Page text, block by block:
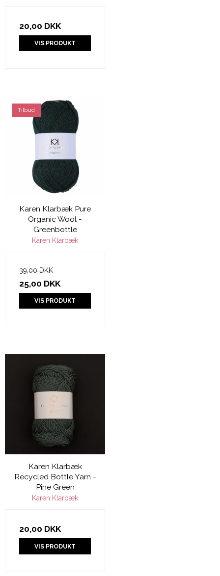
20,00 DKK
VIS PRODUKT
Tilbud
Karen Klarbæk Pure
Organic Wool -
Greenbottle
Karen Klarbæk
39,00 DKK
25,00 DKK
VIS PRODUKT
Karen Klarbæk
Recycled Bottle Yarn -
Pine Green
Karen Klarbæk
20,00 DKK
VIS PRODUKT